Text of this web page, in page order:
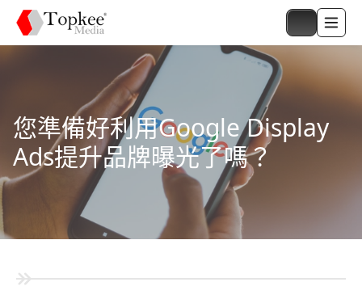
您準備好利用Google Display
Ads提升品牌曝光了嗎？